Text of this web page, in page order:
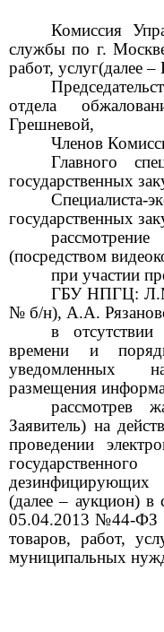
Комиссия
службы по г.
работ, услуг(далее–
отдела
Грешневой,
Членов
Главного
государственных
государственных
(посредством
при участии
ГБУ НПГЦ:
№ б/н), А.А.
в
времени и
уведомленных
размещения
Заявитель) на
проведении
(далее– аукцион) в
05.04.2013№44-ФЗ
товаров, работ,
муниципальных